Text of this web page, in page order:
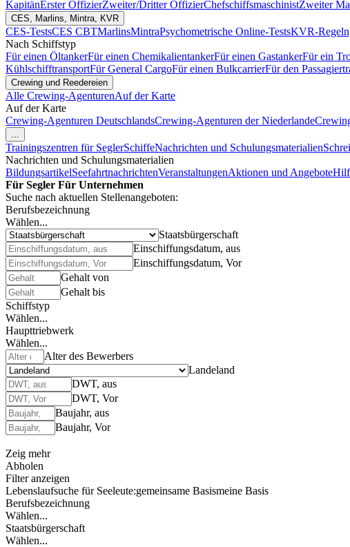
KapitänErster OffizierZweiter/Dritter OffizierChefschiffsmaschinistZweiter
CES, Marlins, Mintra, KVR
CES-TestsCES CBTMarlinsMintraPsychometrische Online-TestsKVR-
Nach Schiffstyp
Für einen ÖltankerFür einen ChemikalientankerFür einen GastankerFür ein
KühlschifftransportFür General CargoFür einen BulkcarrierFür den
Crewing und Reedereien
Alle Crewing-AgenturenAuf der Karte
Auf der Karte
Crewing-Agenturen DeutschlandsCrewing-Agenturen der Niederlande
...
Trainingszentren für SeglerSchiffeNachrichten und Schulungsmaterialien
Nachrichten und Schulungsmaterialien
BildungsartikelSeefahrtnachrichtenVeranstaltungenAktionen und Angebote
Für Segler Für Unternehmen
Suche nach aktuellen Stellenangeboten:
Berufsbezeichnung
Wählen...
Staatsbürgerschaft
Einschiffungsdatum, aus
Einschiffungsdatum, Vor
Gehalt von
Gehalt bis
Schiffstyp
Wählen...
Haupttriebwerk
Wählen...
Alter des Bewerbers
Landeland
DWT, aus
DWT, Vor
Baujahr, aus
Baujahr, Vor
Zeig mehr
Abholen
Filter anzeigen
Lebenslaufsuche für Seeleute:gemeinsame Basismeine Basis
Berufsbezeichnung
Wählen...
Staatsbürgerschaft
Wählen...